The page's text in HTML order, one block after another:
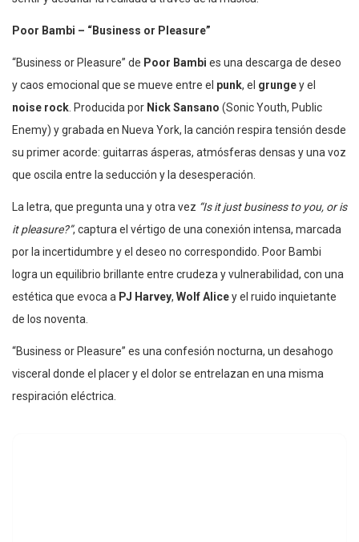
Poor Bambi – “Business or Pleasure”
“Business or Pleasure” de Poor Bambi es una descarga de deseo
y caos emocional que se mueve entre el punk, el grungey el
noise rock . Producida por Nick Sansano (Sonic Youth, Public
Enemy) y grabada en Nueva York, la canción respira tensión desde
su primer acorde: guitarras ásperas, atmósferas densas y una voz
que oscila entre la seducción y la desesperación.
La letra, que pregunta una y otra vez “Is it just business to you, or is
it pleasure?”, captura el vértigo de una conexión intensa, marcada
por la incertidumbre y el deseo no correspondido. Poor Bambi
logra un equilibrio brillante entre crudeza y vulnerabilidad, con una
estética que evoca a PJ Harvey, Wolf Alicey el ruido inquietante
de los noventa.
“Business or Pleasure” es una confesión nocturna, un desahogo
visceral donde el placer y el dolor se entrelazan en una misma
respiración eléctrica.